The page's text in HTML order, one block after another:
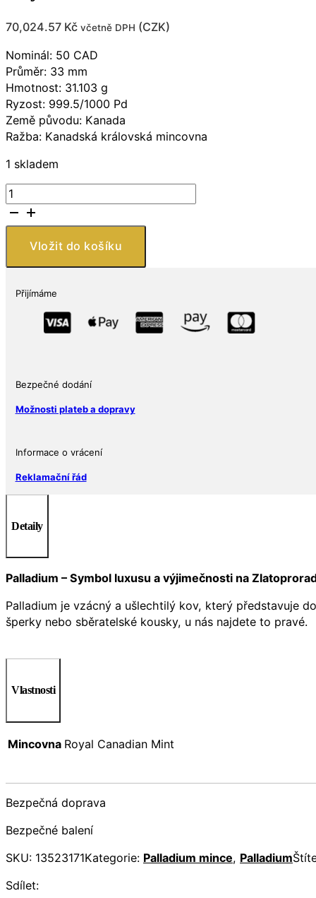
70,024.57 Kč včetně DPH (CZK)
Nominál: 50 CAD
Průměr: 33 mm
Hmotnost: 31.103 g
Ryzost: 999.5/1000 Pd
Země původu: Kanada
Ražba: Kanadská královská mincovna
1 skladem
Royal
Canadian
Mint
Palladiová
Maple
Leaf
množství
Vložit do košíku
Přijímáme
Bezpečné dodání
Možnosti plateb a dopravy
Informace o vrácení
Reklamační řád
Detaily
Palladium – Symbol luxusu a výjimečnosti na
Palladium je vzácný a ušlechtilý kov, který představuje
šperky nebo sběratelské kousky, u nás najdete to pravé.
Vlastnosti
Mincovna Royal Canadian Mint
Bezpečná doprava
Bezpečné balení
SKU: 13523171Kategorie: Palladium mince, Palladium
Sdílet: